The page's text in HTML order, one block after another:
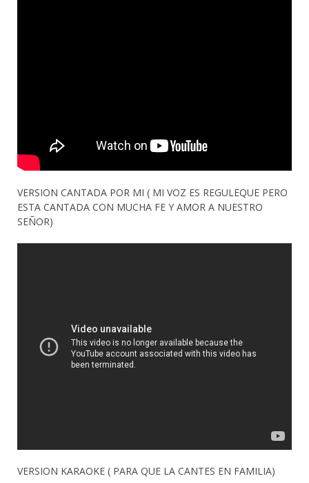
VERSION CANTADA POR MI ( MI VOZ ES REGULEQUE PERO
ESTA CANTADA CON MUCHA FE Y AMOR A NUESTRO
SEÑOR)
VERSION KARAOKE ( PARA QUE LA CANTES EN FAMILIA)